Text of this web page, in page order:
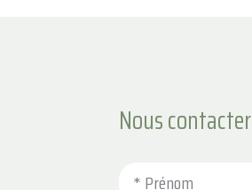
Nous contacter